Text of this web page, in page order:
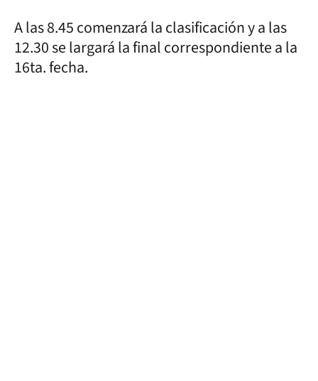
A las 8.45 comenzará la clasificación y a las
12.30 se largará la final correspondiente a la
16ta. fecha.